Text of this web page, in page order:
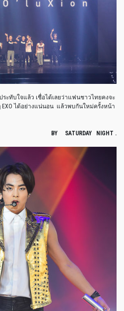
ะทับใจแล้ว เชื่อได้เลยว่าแฟนชาวไทยคงจะ
ได้อย่างแน่นอน แล้วพบกันใหม่ครั้งหน้า
BY SATURDAY NIGHT .